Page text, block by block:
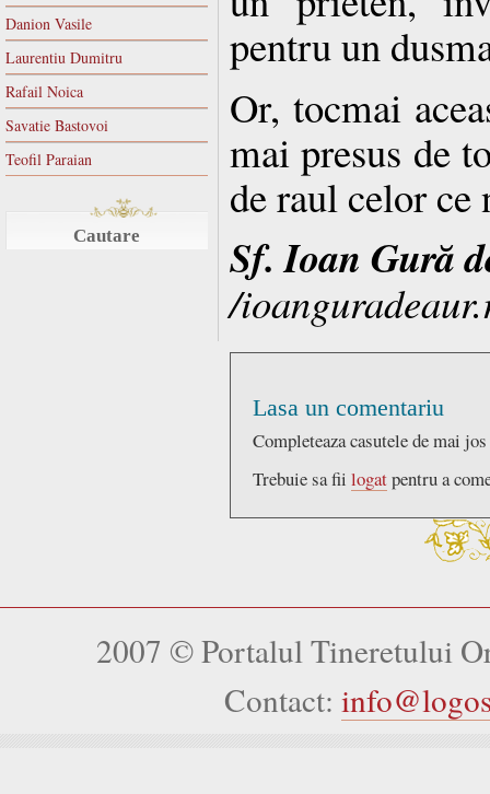
Danion Vasile
Laurentiu Dumitru
Rafail Noica
Savatie Bastovoi
Teofil Paraian
Cautare
pentru un
Or, tocmai
mai presus de
de raul celor
Sf. Ioan Gură
/
Lasa un comentariu
Completeaza casutele de mai
Trebuie sa fii logatpentru a
2007 © Portalul Tineretului
Contact: